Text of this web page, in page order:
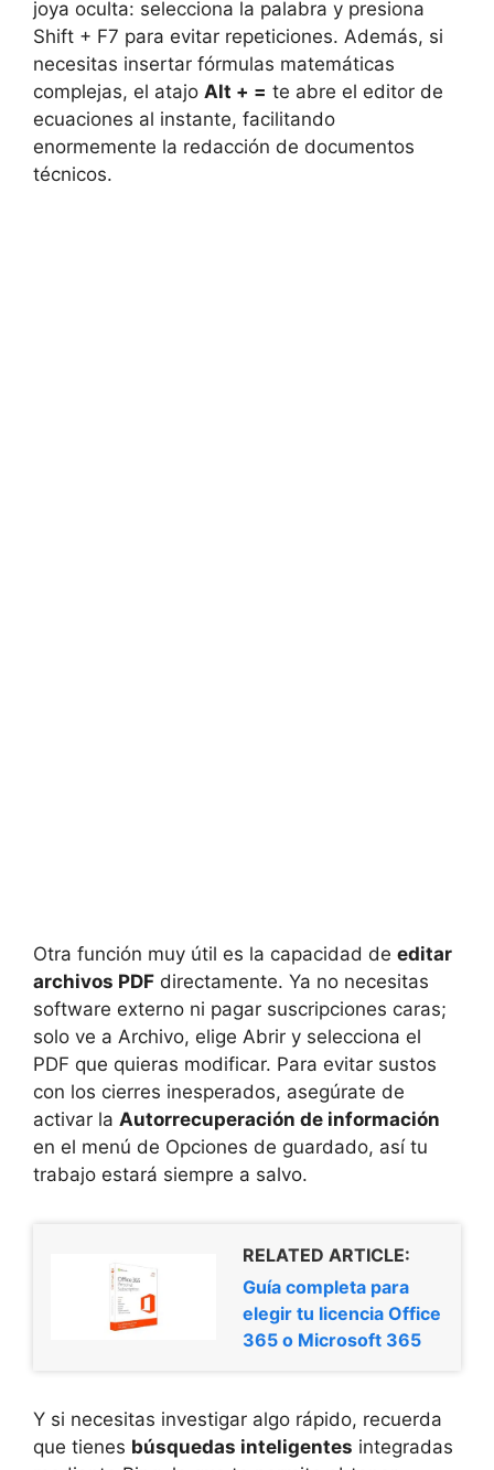
joya oculta: selecciona la palabra y presiona
Shift + F7 para evitar repeticiones. Además, si
necesitas insertar fórmulas matemáticas
complejas, el atajo Alt + = te abre el editor de
ecuaciones al instante, facilitando
enormemente la redacción de documentos
técnicos.
Otra función muy útil es la capacidad de editar
archivos PDF directamente. Ya no necesitas
software externo ni pagar suscripciones caras;
solo ve a Archivo, elige Abrir y selecciona el
PDF que quieras modificar. Para evitar sustos
con los cierres inesperados, asegúrate de
activar la Autorrecuperación de información
en el menú de Opciones de guardado, así tu
trabajo estará siempre a salvo.
RELATED ARTICLE:
Guía completa para
elegir tu licencia Office
365 o Microsoft 365
Y si necesitas investigar algo rápido, recuerda
que tienes búsquedas inteligentes integradas